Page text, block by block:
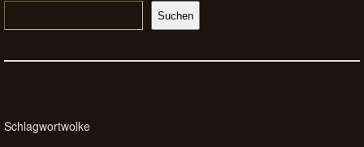
Suchen
Schlagwortwolke